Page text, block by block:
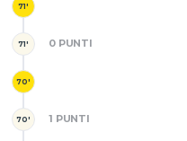
71'
71' 0 PUNTI
70'
70' 1 PUNTI